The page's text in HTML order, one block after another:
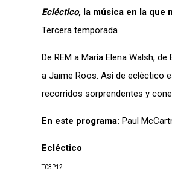
Ecléctico, la música en la que
Tercera temporada
De REM a María Elena Walsh,
a Jaime Roos. Así de ecléctico
recorridos sorprendentes y
En este programa: Paul
Ecléctico
T03P12